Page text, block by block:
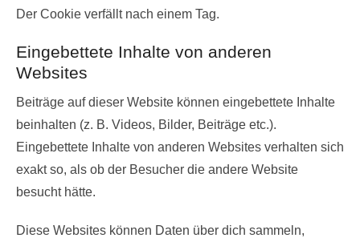
Der Cookie verfällt nach einem Tag.
Eingebettete Inhalte von anderen
Websites
Beiträge auf dieser Website können eingebettete Inhalte
beinhalten (z. B. Videos, Bilder, Beiträge etc.).
Eingebettete Inhalte von anderen Websites verhalten sich
exakt so, als ob der Besucher die andere Website
besucht hätte.
Diese Websites können Daten über dich sammeln,